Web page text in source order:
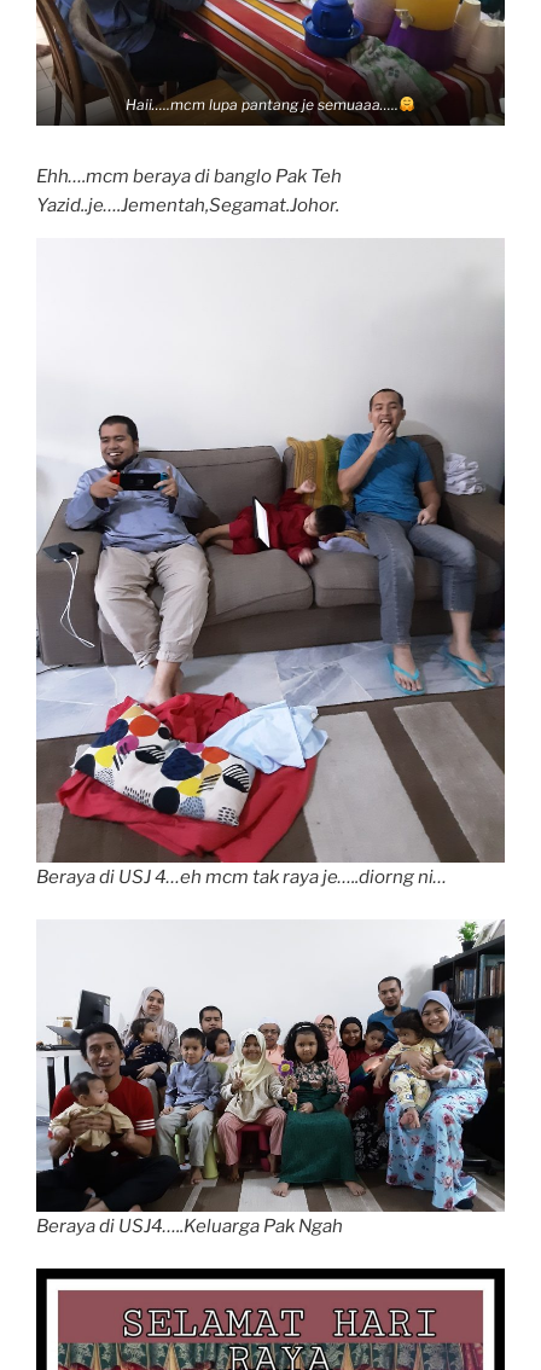
Haii…..mcm lupa pantang je semuaaa…..
Ehh….mcm beraya di banglo Pak Teh
Yazid..je….Jementah,Segamat.Johor.
Beraya di USJ 4…eh mcm tak raya je…..diorng ni…
Beraya di USJ4…..Keluarga Pak Ngah